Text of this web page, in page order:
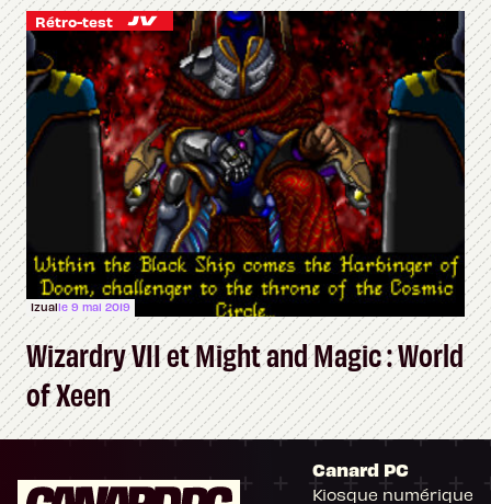
Rétro-test
Izualle 9 mai 2019
Wizardry VII et Might and Magic : World
of Xeen
Canard PC
Kiosque numérique